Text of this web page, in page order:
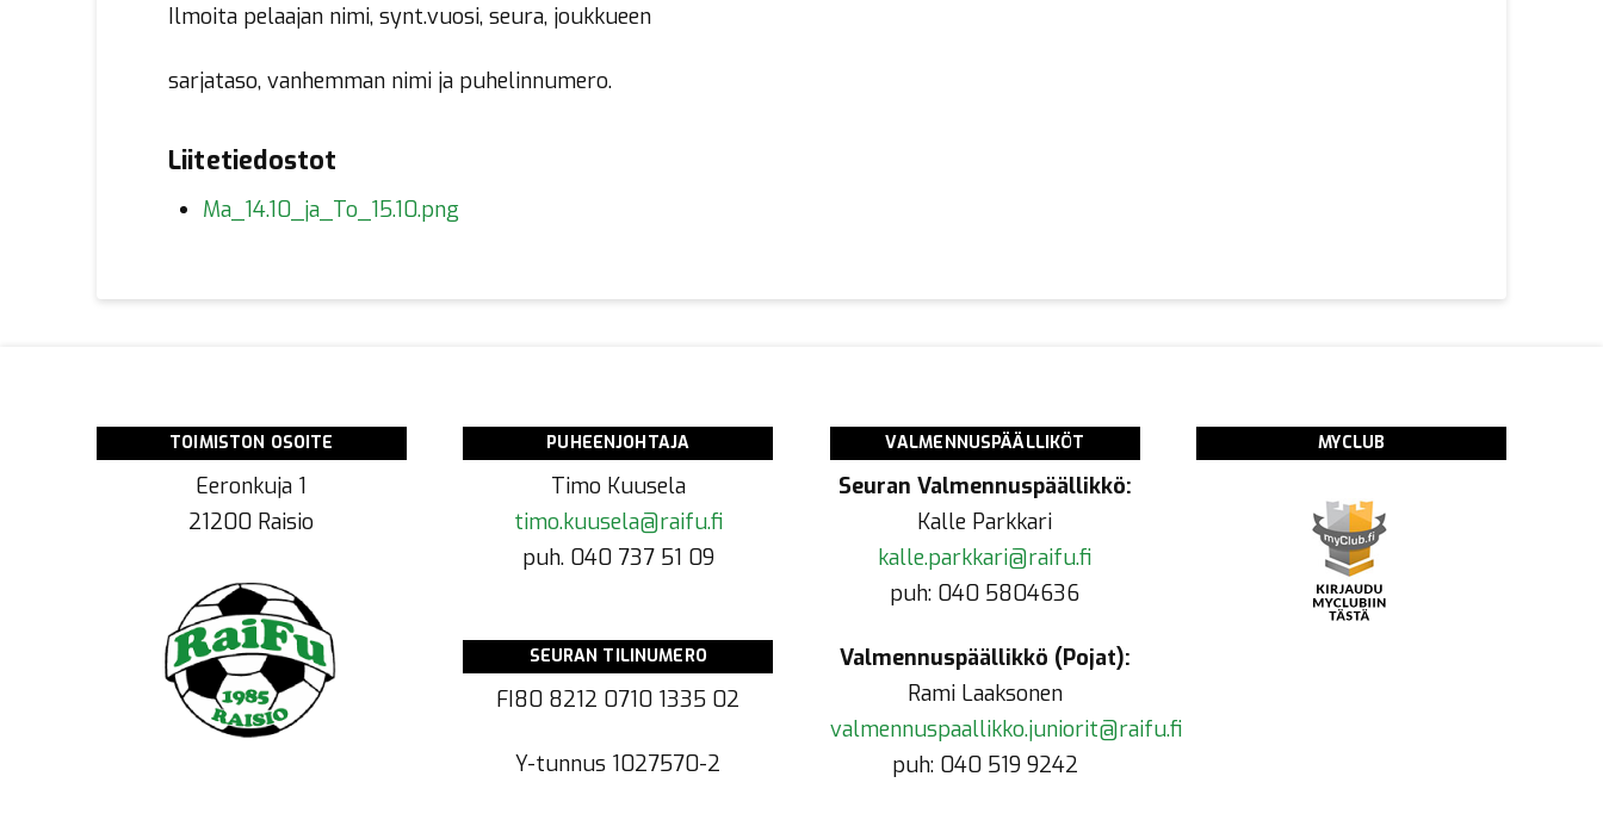
Ilmoita pelaajan nimi, synt.vuosi, seura, joukkueen
sarjataso, vanhemman nimi ja puhelinnumero.
Liitetiedostot
Ma_14.10_ja_To_15.10.png
TOIMISTON OSOITE
Eeronkuja 1
21200 Raisio
PUHEENJOHTAJA
Timo Kuusela
timo.kuusela@raifu.fi
puh. 040 737 51 09
SEURAN TILINUMERO
FI80 8212 0710 1335 02
Y-tunnus 1027570-2
VALMENNUSPÄÄLLIKÖT
Seuran Valmennuspäällikkö:
Kalle Parkkari
kalle.parkkari@raifu.fi
puh: 040 5804636
Valmennuspäällikkö (Pojat):
Rami Laaksonen
valmennuspaallikko.juniorit@raifu.fi
puh: 040 519 9242
MYCLUB